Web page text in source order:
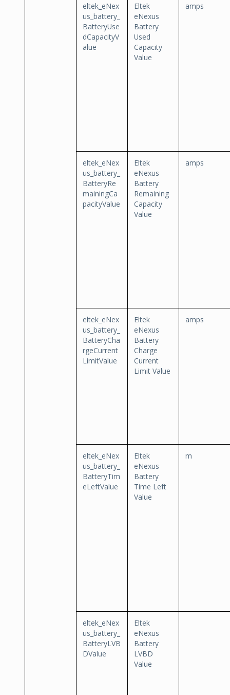
eltek_eNex
us_battery_
BatteryUse
dCapacityV
alue
Eltek
eNexus
Battery
Used
Capacity
Value
amps
eltek_eNex
us_battery_
BatteryRe
mainingCa
pacityValue
Eltek
eNexus
Battery
Remaining
Capacity
Value
amps
eltek_eNex
us_battery_
BatteryCha
rgeCurrent
LimitValue
Eltek
eNexus
Battery
Charge
Current
Limit Value
amps
eltek_eNex
us_battery_
BatteryTim
eLeftValue
Eltek
eNexus
Battery
Time Left
Value
m
eltek_eNex
us_battery_
BatteryLVB
DValue
Eltek
eNexus
Battery
LVBD
Value